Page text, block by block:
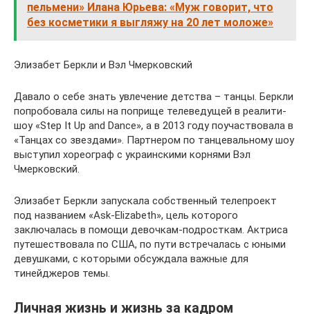
пельмени» Илана Юрьева: «Муж говорит, что
без косметики я выгляжу на 20 лет моложе»
Элизабет Беркли и Вэл Чмерковский
Давало о себе знать увлечение детства – танцы. Беркли
попробовала силы на поприще телеведущей в реалити-
шоу «Step It Up and Dance», а в 2013 году поучаствовала в
«Танцах со звездами». Партнером по танцевальному шоу
выступил хореограф с украинскими корнями Вэл
Чмерковский.
Элизабет Беркли запускала собственный телепроект
под названием «Ask-Elizabeth», цель которого
заключалась в помощи девочкам-подросткам. Актриса
путешествовала по США, по пути встречалась с юными
девушками, с которыми обсуждала важные для
тинейджеров темы.
Личная жизнь и жизнь за кадром